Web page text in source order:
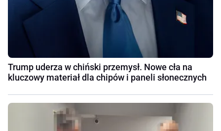
Trump uderza w chiński przemysł. Nowe cła na
kluczowy materiał dla chipów i paneli słonecznych